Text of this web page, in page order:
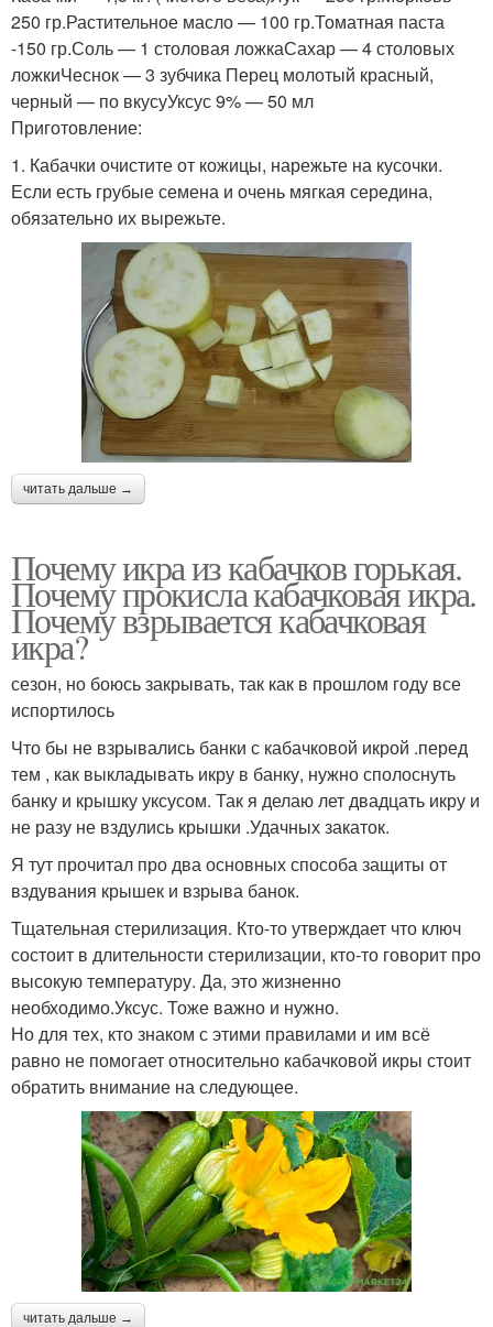
250 гр.Растительное масло — 100 гр.Томатная паста
-150 гр.Соль — 1 столовая ложкаСахар — 4 столовых
ложкиЧеснок — 3 зубчика Перец молотый красный,
черный — по вкусуУксус 9% — 50 мл
Приготовление:
1. Кабачки очистите от кожицы, нарежьте на кусочки.
Если есть грубые семена и очень мягкая середина,
обязательно их вырежьте.
читать дальше →
Почему икра из кабачков горькая.
Почему прокисла кабачковая икра.
Почему взрывается кабачковая
икра?
сезон, но боюсь закрывать, так как в прошлом году все
испортилось
Что бы не взрывались банки с кабачковой икрой .перед
тем , как выкладывать икру в банку, нужно сполоснуть
банку и крышку уксусом. Так я делаю лет двадцать икру и
не разу не вздулись крышки .Удачных закаток.
Я тут прочитал про два основных способа защиты от
вздувания крышек и взрыва банок.
Тщательная стерилизация. Кто-то утверждает что ключ
состоит в длительности стерилизации, кто-то говорит про
высокую температуру. Да, это жизненно
необходимо.Уксус. Тоже важно и нужно.
Но для тех, кто знаком с этими правилами и им всё
равно не помогает относительно кабачковой икры стоит
обратить внимание на следующее.
читать дальше →